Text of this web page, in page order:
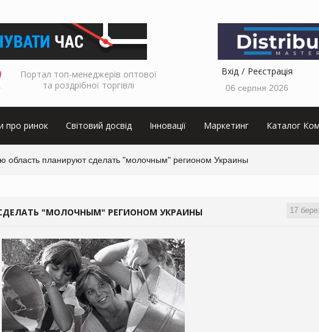
Портал топ-менеджерів оптової
та роздрібної торгівлі
Вхід Реєстрація
06 серпня 2026
про ринок Світовий досвід Інновації Маркетинг Каталог
область планируют сделать "молочным" регионом Украины
17
"МОЛОЧНЫМ" РЕГИОНОМ УКРАИНЫ